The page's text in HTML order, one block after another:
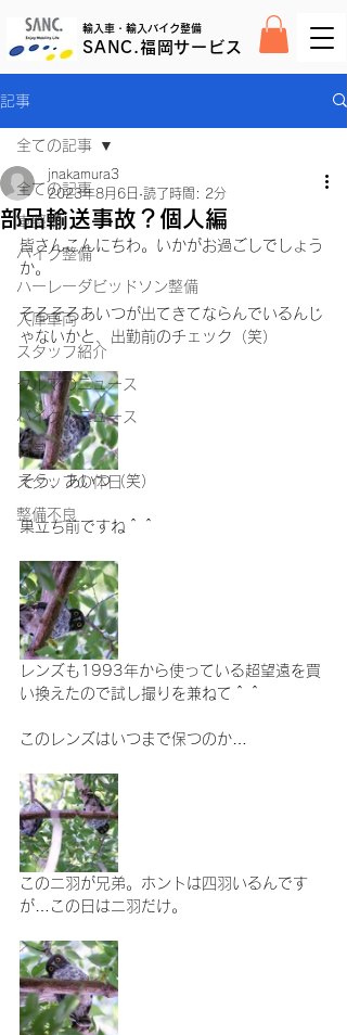
SANC.福岡サービス
輸入車・輸入バイク整備
記事
全ての記事
車整備
バイク整備
ハーレーダビッドソン整備
入庫車両
スタッフ紹介
クルマのニュース
バイクのニュース
日常
スタッフの休日
整備不良
全ての記事
部品輸送事故？個人編
jnakamura3
2023年8月6日 読了時間: 2分
皆さんこんにちわ。いかがお過ごしでしょう
か。
そろそろあいつが出てきてならんでいるんじ
ゃないかと、出勤前のチェック（笑）
そう、あいつ（笑）
巣立ち前ですね＾＾
レンズも1993年から使っている超望遠を買
い換えたので試し撮りを兼ねて＾＾
このレンズはいつまで保つのか…
この二羽が兄弟。ホントは四羽いるんです
が…この日は二羽だけ。